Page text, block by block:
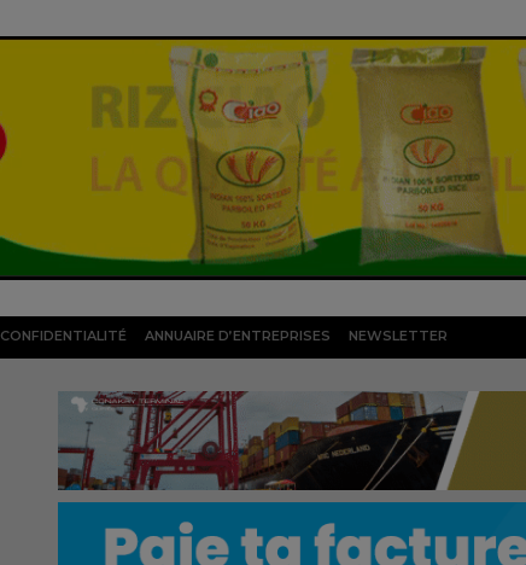
CONFIDENTIALITÉ ANNUAIRE D’ENTREPRISES NEWSLETTER